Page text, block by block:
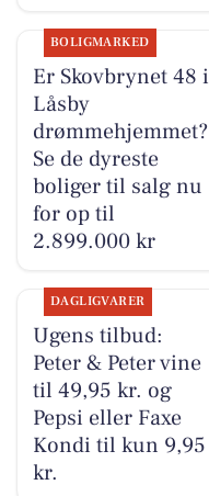
BOLIGMARKED
Er Skovbrynet 48 i
Låsby
drømmehjemmet?
Se de dyreste
boliger til salg nu
for op til
2.899.000 kr
DAGLIGVARER
Ugens tilbud:
Peter & Peter vine
til 49,95 kr. og
Pepsi eller Faxe
Kondi til kun 9,95
kr.